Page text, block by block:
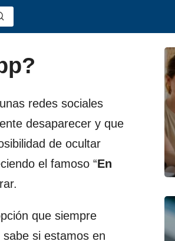
redes sociales
desaparecer y que
de ocultar
el famoso “En
que siempre
si estamos en